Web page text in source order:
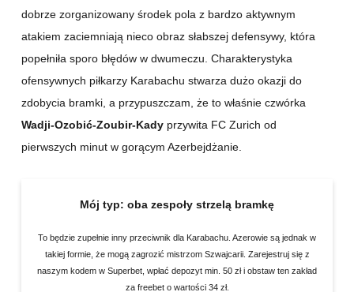
dobrze zorganizowany środek pola z bardzo aktywnym
atakiem zaciemniają nieco obraz słabszej defensywy, która
popełniła sporo błędów w dwumeczu. Charakterystyka
ofensywnych piłkarzy Karabachu stwarza dużo okazji do
zdobycia bramki, a przypuszczam, że to właśnie czwórka
Wadji-Ozobić-Zoubir-Kady przywita FC Zurich od
pierwszych minut w gorącym Azerbejdżanie.
Mój typ: oba zespoły strzelą bramkę
To będzie zupełnie inny przeciwnik dla Karabachu. Azerowie są jednak w
takiej formie, że mogą zagrozić mistrzom Szwajcarii. Zarejestruj się z
naszym kodem w Superbet, wpłać depozyt min. 50 zł i obstaw ten zakład
za freebet o wartości 34 zł.